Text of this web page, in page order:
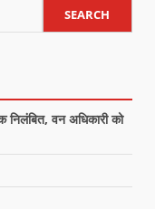
SEARCH
वन अधिकारी को